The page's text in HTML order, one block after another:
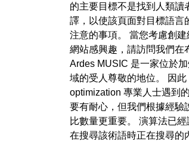
的主要目標不是找到人類讀
譯，以使該頁面對目標語言
注意的事項。 當您考慮創
網站感興趣，請訪問我們在
Ardes MUSIC 是一家位於
域的受人尊敬的地位。 因
optimization 專業人士遇到
要有耐心，但我們根據經驗
比數量更重要。 演算法已
在搜尋該術語時正在搜尋的